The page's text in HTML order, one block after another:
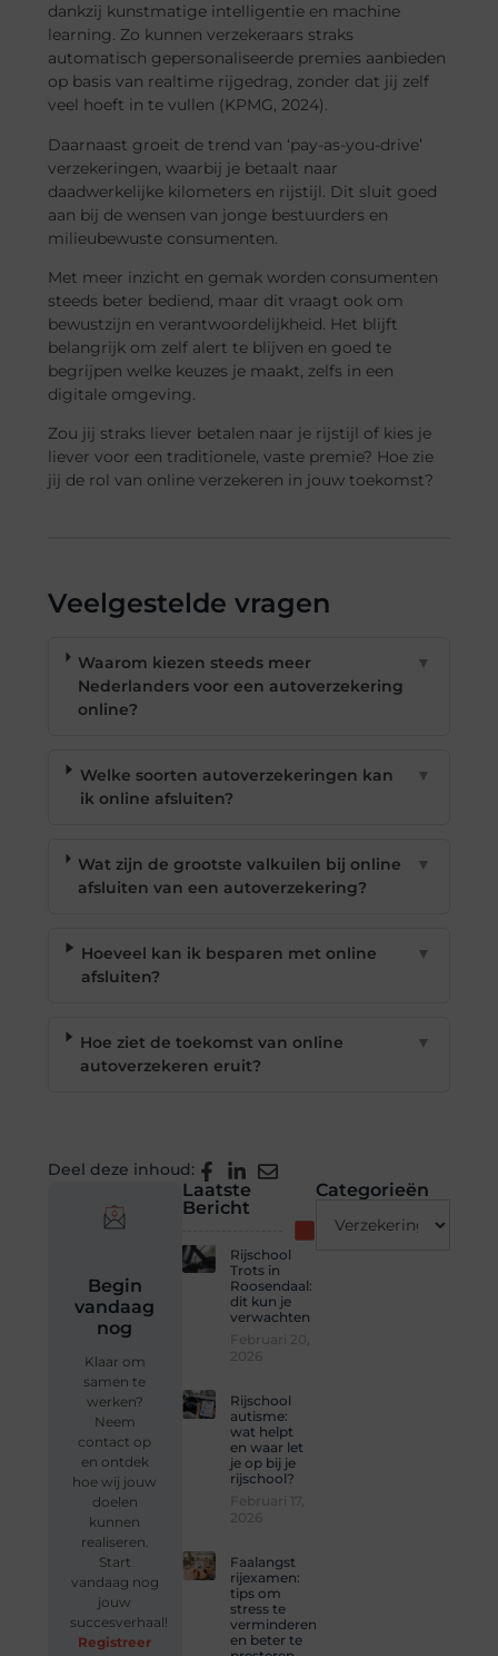
dankzij kunstmatige intelligentie en machine
learning. Zo kunnen verzekeraars straks
automatisch gepersonaliseerde premies aanbieden
op basis van realtime rijgedrag, zonder dat jij zelf
veel hoeft in te vullen (KPMG, 2024).
Daarnaast groeit de trend van ‘pay-as-you-drive’
verzekeringen, waarbij je betaalt naar
daadwerkelijke kilometers en rijstijl. Dit sluit goed
aan bij de wensen van jonge bestuurders en
milieubewuste consumenten.
Met meer inzicht en gemak worden consumenten
steeds beter bediend, maar dit vraagt ook om
bewustzijn en verantwoordelijkheid. Het blijft
belangrijk om zelf alert te blijven en goed te
begrijpen welke keuzes je maakt, zelfs in een
digitale omgeving.
Zou jij straks liever betalen naar je rijstijl of kies je
liever voor een traditionele, vaste premie? Hoe zie
jij de rol van online verzekeren in jouw toekomst?
Veelgestelde vragen
Waarom kiezen steeds meer
Nederlanders voor een autoverzekering
online?
▼
Welke soorten autoverzekeringen kan
ik online afsluiten?
▼
Wat zijn de grootste valkuilen bij online
afsluiten van een autoverzekering?
▼
Hoeveel kan ik besparen met online
afsluiten?
▼
Hoe ziet de toekomst van online
autoverzekeren eruit?
▼
Deel deze inhoud:
Laatste
Bericht
Rijschool
Trots in
Roosendaal:
dit kun je
verwachten
Rijschool
autisme:
wat helpt
en waar let
je op bij je
rijschool?
Faalangst
rijexamen:
tips om
stress te
verminderen
en beter te
Categorieën
Begin
vandaag
nog
Klaar om
samen te
werken?
Neem
contact op
en ontdek
hoe wij jouw
doelen
kunnen
realiseren.
Start
vandaag nog
jouw
succesverhaal!
Registreer